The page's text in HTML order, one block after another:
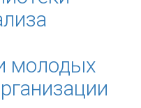
молодых